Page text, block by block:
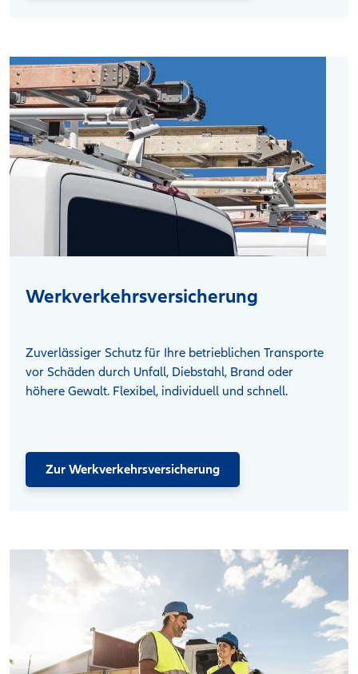
Werkverkehrsversicherung
Zuverlässiger Schutz für Ihre betrieblichen Transporte
vor Schäden durch Unfall, Diebstahl, Brand oder
höhere Gewalt. Flexibel, individuell und schnell.
Zur Werkverkehrsversicherung